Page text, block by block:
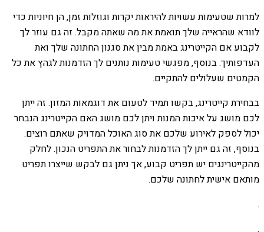
למרות שטעימות עשויות להיראות יקרות וגוזלות זמן, הן חיוניות כדי
לוודא שהראייה שלך תואמת את מה שאתה מקבל. זה גם עוזר לך
לקבוע אם הקייטרינג באמת מבין את סגנון החתונה שלך ואת
העדפותיך. בנוסף, מפגשי טעימות נותנים לך הזדמנות לגהץ את כל
הקמטים שעלולים להתקיים.
בבחירת קייטרינג, בקשו תמיד לטעום את דוגמאות המזון. זה ייתן
לכם מושג על איכות המנות ויתן לכם מושג האם הקייטרינג הנבחר
יכול לספק לאירוע שלכם את סוג האוכל המדויק שאתם רוצים.
בנוסף, זה גם ייתן לך הזדמנות לבחור את התפריט הנכון. לחלק
מהקייטרינגים יש תפריט קבוע, אך ניתן גם לבקש שייצרו תפריט
מותאם אישית לחתונה שלכם.
.
.